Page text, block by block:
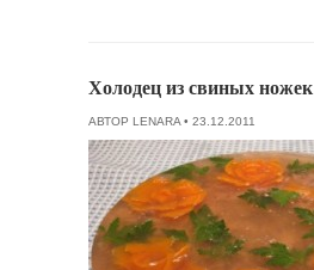
Холодец из свиных ножек
АВТОР LENARA• 23.12.2011